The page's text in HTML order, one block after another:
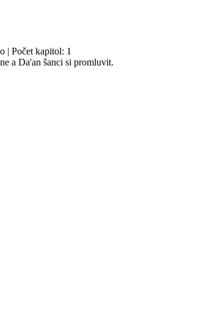
| Počet kapitol: 1
a Da'an šanci si promluvit.